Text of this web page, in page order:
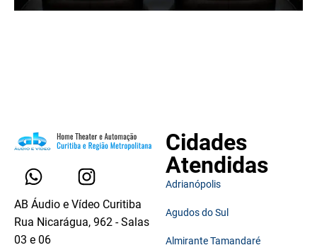
AB Áudio e Vídeo Curitiba
Rua Nicarágua, 962 - Salas
03 e 06
Cidades
Atendidas
Adrianópolis
Agudos do Sul
Almirante Tamandaré